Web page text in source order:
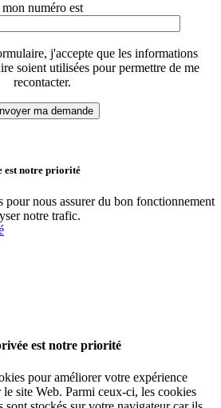
mon numéro est
j'accepte que les informations
soient utilisées pour permettre de me
recontacter.
est notre priorité
pour nous assurer du bon fonctionnement
notre trafic.
est notre priorité
pour améliorer votre expérience
site Web. Parmi ceux-ci, les cookies